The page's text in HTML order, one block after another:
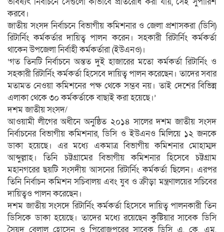
করবে।
জাতীয় সংসদ নির্বাচনে বিভাগীয় কমিশনার ও জেলা প্রশাসকরা (ডিসি)
রিটার্নিং কর্মকর্তার দায়িত্ব পালন করেন। সহকারী রিটার্নিং কর্মকর্তা
থাকেন উপজেলা নির্বাহী কর্মকর্তারা (ইউএনও)।
‘গত তিনটি নির্বাচনে অন্তত দুই হাজারের মতো কর্মকর্তা রিটার্নিং ও
সহকারী রিটার্নিং কর্মকর্তা হিসেবে দায়িত্ব পালন করেছেন। তাদের সবার
মতামত নেওয়া কমিশনের পক্ষ থেকে সম্ভব নয়। তাই দেশের বিভিন্ন
এলাকা থেকে ৩০ কর্মকর্তাকে বাছাই করা হয়েছে।’
দশম জাতীয় সংসদ/
আওয়ামী লীগের অধীনে অনুষ্ঠিত ২০১৪ সালের দশম জাতীয় সংসদ
নির্বাচনের বিভাগীয় কমিশনার, ডিসি ও ইউএনও মিলিয়ে ১২ জনকে
ডাকা হয়েছে। এর মধ্যে একমাত্র বিভাগীয় কমিশনার মোহাম্মদ
আব্দুল্লাহ। তিনি চট্টগ্রামের বিভাগীয় কমিশনার হিসেবে চট্টগ্রাম
মহানগরের ছয়টি সংসদীয় আসনের রিটার্নিং কর্মকর্তা ছিলেন। এরপর
তিনি নির্বাচন কমিশন সচিবালয় এবং যুব ও ক্রীড়া মন্ত্রণালয়ের সচিবের
দায়িত্বও পালন করেছেন।
দশম জাতীয় সংসদে রিটার্নিং কর্মকর্তা হিসেবে দায়িত্ব পালনকারী তিন
ডিসিকে ডাকা হয়েছে। তাদের মধ্যে রয়েছেন কুষ্টিয়ার সাবেক ডিসি
সৈয়দ বেলাল হোসেন ও পিরোজপুরের সাবেক ডিসি এ, কে, এম,